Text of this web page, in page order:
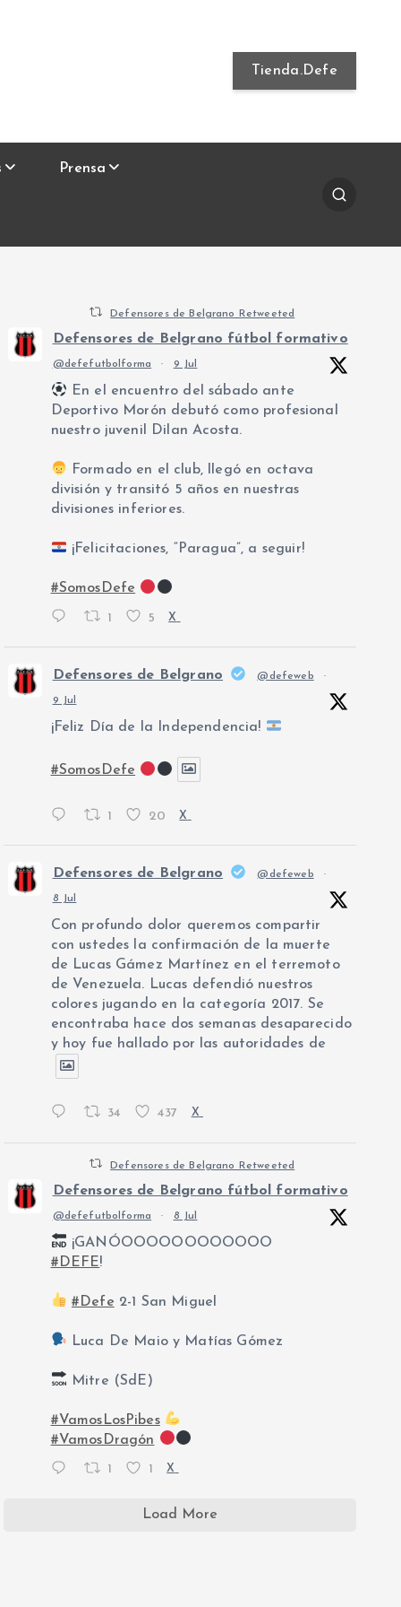
Tienda.Defe
Prensa
Defensores de Belgrano Retweeted
Defensores de Belgrano fútbol formativo
@defefutbolforma · 9 Jul
En el encuentro del sábado ante
Deportivo Morón debutó como profesional
nuestro juvenil Dilan Acosta.
Formado en el club, llegó en octava
división y transitó 5 años en nuestras
divisiones inferiores.
¡Felicitaciones, “Paragua”, a seguir!
#SomosDefe
1 5 X
Defensores de Belgrano @defeweb ·
9 Jul
¡Feliz Día de la Independencia!
#SomosDefe
1 20 X
Defensores de Belgrano @defeweb ·
8 Jul
Con profundo dolor queremos compartir
con ustedes la confirmación de la muerte
de Lucas Gámez Martínez en el terremoto
de Venezuela. Lucas defendió nuestros
colores jugando en la categoría 2017. Se
encontraba hace dos semanas desaparecido
y hoy fue hallado por las autoridades de
34 437 X
Defensores de Belgrano Retweeted
Defensores de Belgrano fútbol formativo
@defefutbolforma · 8 Jul
¡GANÓOOOOOOOOOOOO
#DEFE!
#Defe 2-1 San Miguel
Luca De Maio y Matías Gómez
Mitre (SdE)
#VamosLosPibes
#VamosDragón
1 1 X
Load More